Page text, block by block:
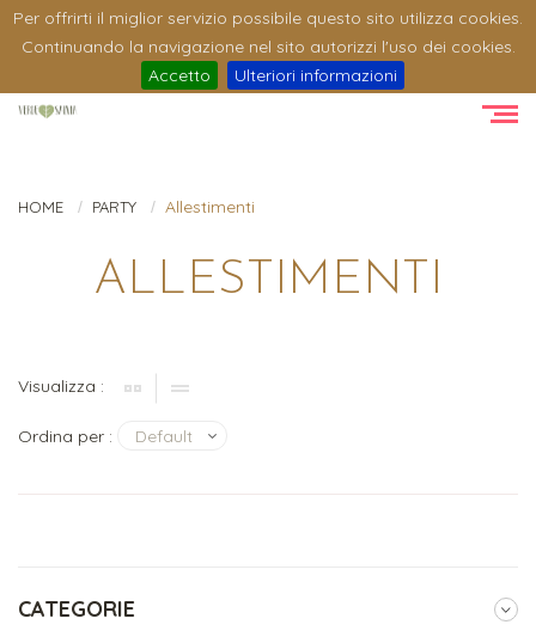
Per offrirti il miglior servizio possibile questo sito utilizza cookies.
Continuando la navigazione nel sito autorizzi l'uso dei cookies.
Accetto
Ulteriori informazioni
HOME PARTY Allestimenti
ALLESTIMENTI
CATEGORIE
Visualizza :
Ordina per : Default